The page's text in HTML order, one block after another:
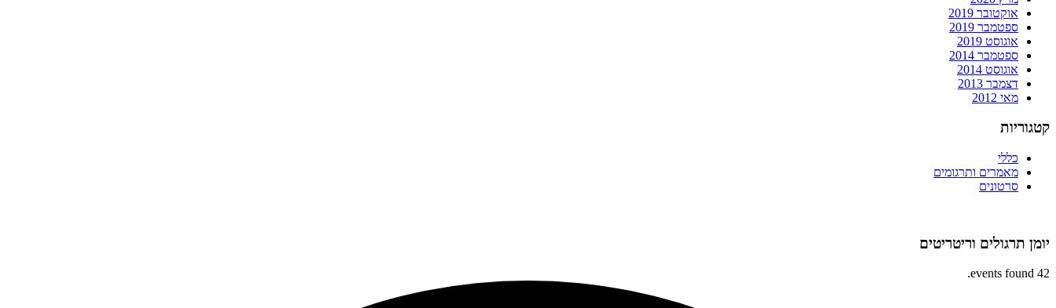
אוקטובר 2019
ספטמבר 2019
אוגוסט 2019
ספטמבר 2014
אוגוסט 2014
דצמבר 2013
מאי 2012
קטגוריות
כללי
מאמרים ותרגומים
סרטונים
יומן תרגולים וריטריטים
42 events found.